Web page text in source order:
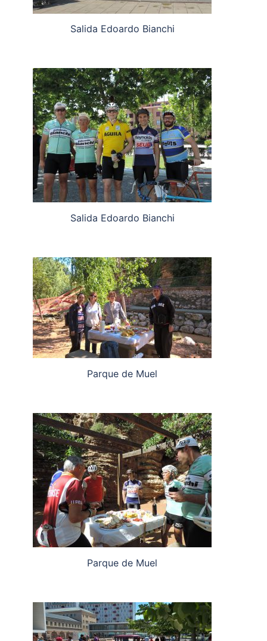
Salida Edoardo Bianchi
Salida Edoardo Bianchi
Parque de Muel
Parque de Muel